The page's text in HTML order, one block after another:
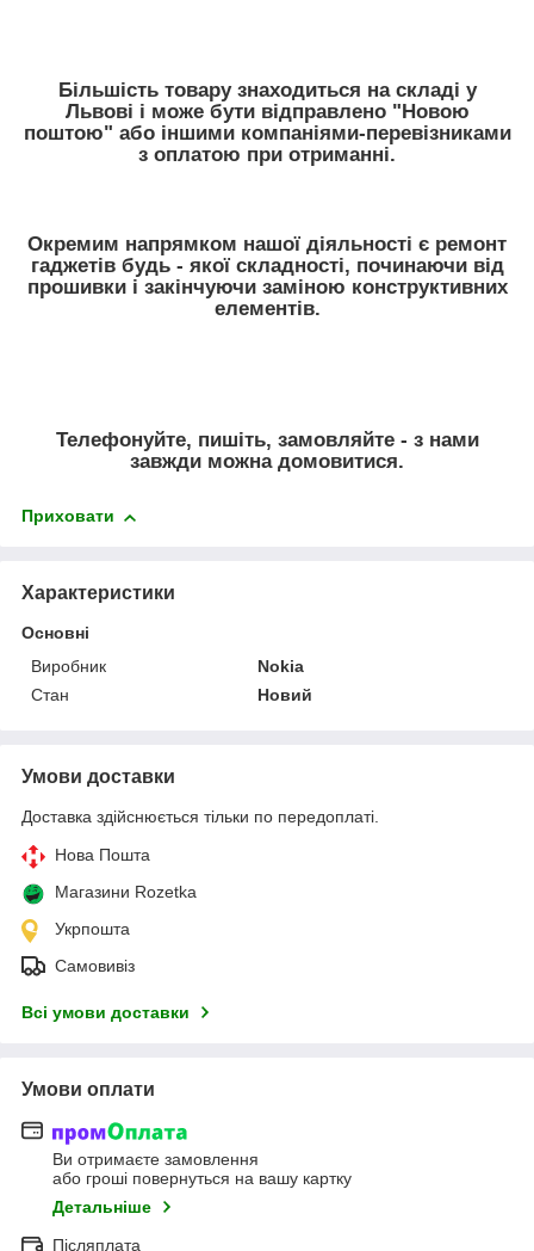
Більшість товару знаходиться на складі у
Львові і може бути відправлено "Новою
поштою" або іншими компаніями-перевізниками
з оплатою при отриманні.
Окремим напрямком нашої діяльності є ремонт
гаджетів будь - якої складності, починаючи від
прошивки і закінчуючи заміною конструктивних
елементів.
Телефонуйте, пишіть, замовляйте - з нами
завжди можна домовитися.
Приховати
Характеристики
Основні
Виробник
Nokia
Стан
Новий
Умови доставки
Доставка здійснюється тільки по передоплаті.
Нова Пошта
Магазини Rozetka
Укрпошта
Самовивіз
Всі умови доставки
Умови оплати
Ви отримаєте замовлення
або гроші повернуться на вашу картку
Детальніше
Післяплата